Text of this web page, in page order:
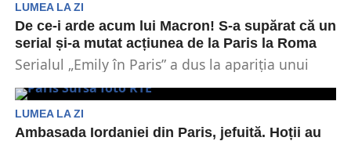
LUMEA LA ZI
De ce-i arde acum lui Macron! S-a supărat că un
serial și-a mutat acțiunea de la Paris la Roma
Serialul „Emily în Paris” a dus la apariția unui
LUMEA LA ZI
Ambasada Iordaniei din Paris, jefuită. Hoții au